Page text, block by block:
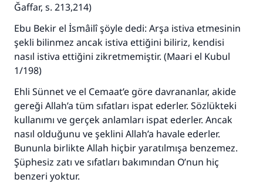
Ğaffar, s. 213,214)
Ebu Bekir el İsmâilî şöyle dedi: Arşa istiva etmesinin
şekli bilinmez ancak istiva ettiğini biliriz, kendisi
nasıl istiva ettiğini zikretmemiştir. (Maari el Kubul
1/198)
Ehli Sünnet ve el Cemaat’e göre davrananlar, akide
gereği Allah’a tüm sıfatları ispat ederler. Sözlükteki
kullanımı ve gerçek anlamları ispat ederler. Ancak
nasıl olduğunu ve şeklini Allah’a havale ederler.
Bununla birlikte Allah hiçbir yaratılmışa benzemez.
Şüphesiz zatı ve sıfatları bakımından O’nun hiç
benzeri yoktur.